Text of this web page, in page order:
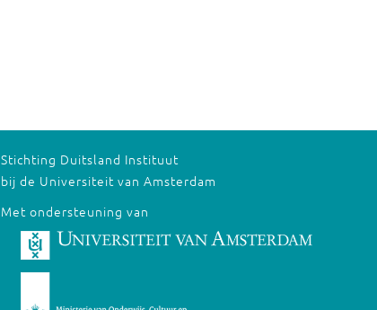
Stichting Duitsland Instituut
bij de Universiteit van Amsterdam
Met ondersteuning van